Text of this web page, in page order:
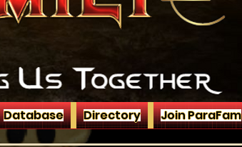
Database Directory Join ParaFam